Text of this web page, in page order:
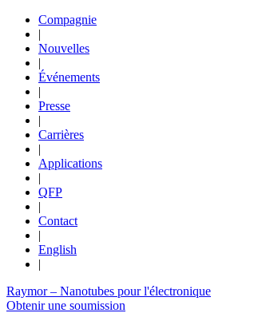
Compagnie
|
Nouvelles
|
Événements
|
Presse
|
Carrières
|
Applications
|
QFP
|
Contact
|
English
|
Raymor – Nanotubes pour l'électronique
Obtenir une soumission